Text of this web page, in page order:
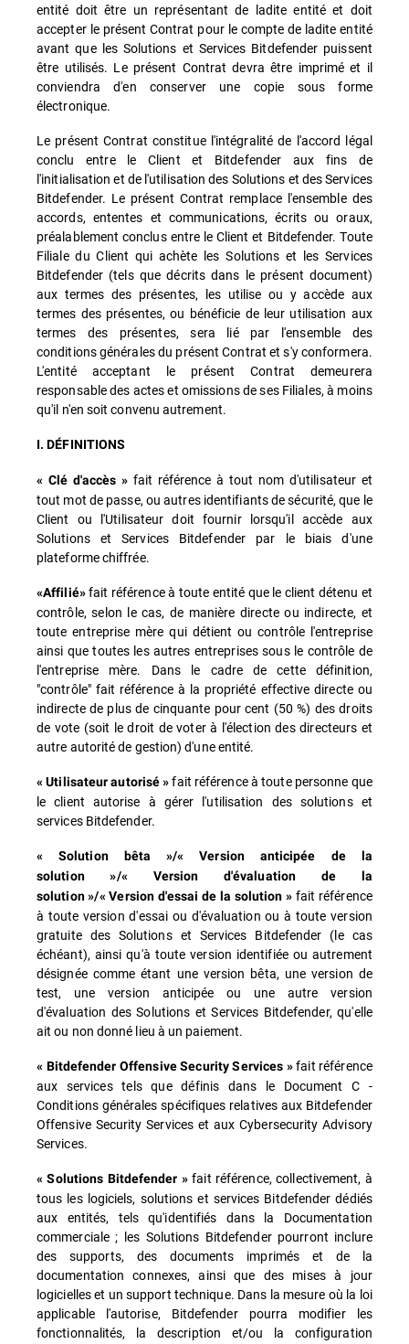
entité doit être un représentant de ladite entité et doit
accepter le présent Contrat pour le compte de ladite entité
avant que les Solutions et Services Bitdefender puissent
être utilisés. Le présent Contrat devra être imprimé et il
conviendra d'en conserver une copie sous forme
électronique.
Le présent Contrat constitue l'intégralité de l'accord légal
conclu entre le Client et Bitdefender aux fins de
l'initialisation et de l'utilisation des Solutions et des Services
Bitdefender. Le présent Contrat remplace l'ensemble des
accords, ententes et communications, écrits ou oraux,
préalablement conclus entre le Client et Bitdefender. Toute
Filiale du Client qui achète les Solutions et les Services
Bitdefender (tels que décrits dans le présent document)
aux termes des présentes, les utilise ou y accède aux
termes des présentes, ou bénéficie de leur utilisation aux
termes des présentes, sera lié par l'ensemble des
conditions générales du présent Contrat et s'y conformera.
L'entité acceptant le présent Contrat demeurera
responsable des actes et omissions de ses Filiales, à moins
qu'il n'en soit convenu autrement.
I. DÉFINITIONS
« Clé d'accès » fait référence à tout nom d'utilisateur et
tout mot de passe, ou autres identifiants de sécurité, que le
Client ou l'Utilisateur doit fournir lorsqu'il accède aux
Solutions et Services Bitdefender par le biais d'une
plateforme chiffrée.
«Affilié»fait référence à toute entité que le client détenu et
contrôle, selon le cas, de manière directe ou indirecte, et
toute entreprise mère qui détient ou contrôle l'entreprise
ainsi que toutes les autres entreprises sous le contrôle de
l'entreprise mère. Dans le cadre de cette définition,
"contrôle" fait référence à la propriété effective directe ou
indirecte de plus de cinquante pour cent (50 %) des droits
de vote (soit le droit de voter à l'élection des directeurs et
autre autorité de gestion) d'une entité.
« Utilisateur autorisé »fait référence à toute personne que
le client autorise à gérer l'utilisation des solutions et
services Bitdefender.
« Solution bêta »/« Version anticipée de la
solution »/« Version d'évaluation de la
solution »/« Version d'essai de la solution » fait référence
à toute version d'essai ou d'évaluation ou à toute version
gratuite des Solutions et Services Bitdefender (le cas
échéant), ainsi qu'à toute version identifiée ou autrement
désignée comme étant une version bêta, une version de
test, une version anticipée ou une autre version
d'évaluation des Solutions et Services Bitdefender, qu'elle
ait ou non donné lieu à un paiement.
« Bitdefender Offensive Security Services »fait référence
aux services tels que définis dans le Document C -
Conditions générales spécifiques relatives aux Bitdefender
Offensive Security Services et aux Cybersecurity Advisory
Services.
« Solutions Bitdefender »fait référence, collectivement, à
tous les logiciels, solutions et services Bitdefender dédiés
aux entités, tels qu'identifiés dans la Documentation
commerciale ; les Solutions Bitdefender pourront inclure
des supports, des documents imprimés et de la
documentation connexes, ainsi que des mises à jour
logicielles et un support technique. Dans la mesure où la loi
applicable l'autorise, Bitdefender pourra modifier les
fonctionnalités, la description et/ou la configuration